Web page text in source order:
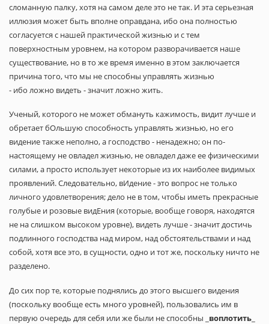
сломанную палку, хотя на самом деле это не так. И эта серьезная
иллюзия может быть вполне оправдана, ибо она полностью
согласуется с нашей практической жизнью и с тем
поверхностным уровнем, на котором разворачивается наше
существование, но в то же время именно в этом заключается
причина того, что мы не способны управлять жизнью
- ибо ложно видеть - значит ложно жить.
Ученый, которого не может обмануть кажимость, видит лучше и
обретает бОльшую способность управлять жизнью, но его
видение также неполно, а господство - ненадежно; он по-
настоящему не овладел жизнью, не овладел даже ее физическими
силами, а просто использует некоторые из их наиболее видимых
проявлений. Следовательно, вИдение - это вопрос не только
личного удовлетворения; дело не в том, чтобы иметь прекрасные
голубые и розовые видЕния (которые, вообще говоря, находятся
не на слишком высоком уровне), видеть лучше - значит достичь
подлинного господства над миром, над обстоятельствами и над
собой, хотя все это, в сущности, одно и тот же, поскольку ничто не
разделено.
До сих пор те, которые поднялись до этого высшего видения
(поскольку вообще есть много уровней), пользовались им в
первую очередь для себя или же были не способны _ воплотить